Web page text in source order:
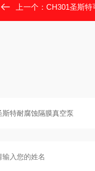
上一个： CH301圣斯特